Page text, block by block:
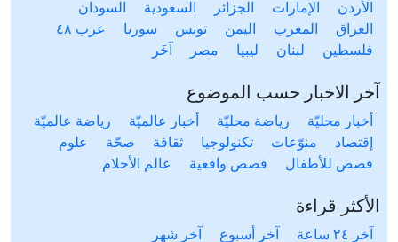
الأردن الإمارات الجزائر السعودية
السودان
العراق
المغرب اليمن تونس سوريا
عرب ٤٨
فلسطين
لبنان ليبيا مصر آخَر
آخر الاخبار حسب الموضوع
أخبار محليّة رياضة محليّة أخبار عالميّة
رياضة عالميّة
إقتصاد
منوّعات تكنولوجيا ثقافة صحّة
علوم
قصص للأطفال
قصص واقعية عالم الأحلام
الأكثر قراءة
آخر ٢٤ ساعة آخر أسبوع آخر شهر